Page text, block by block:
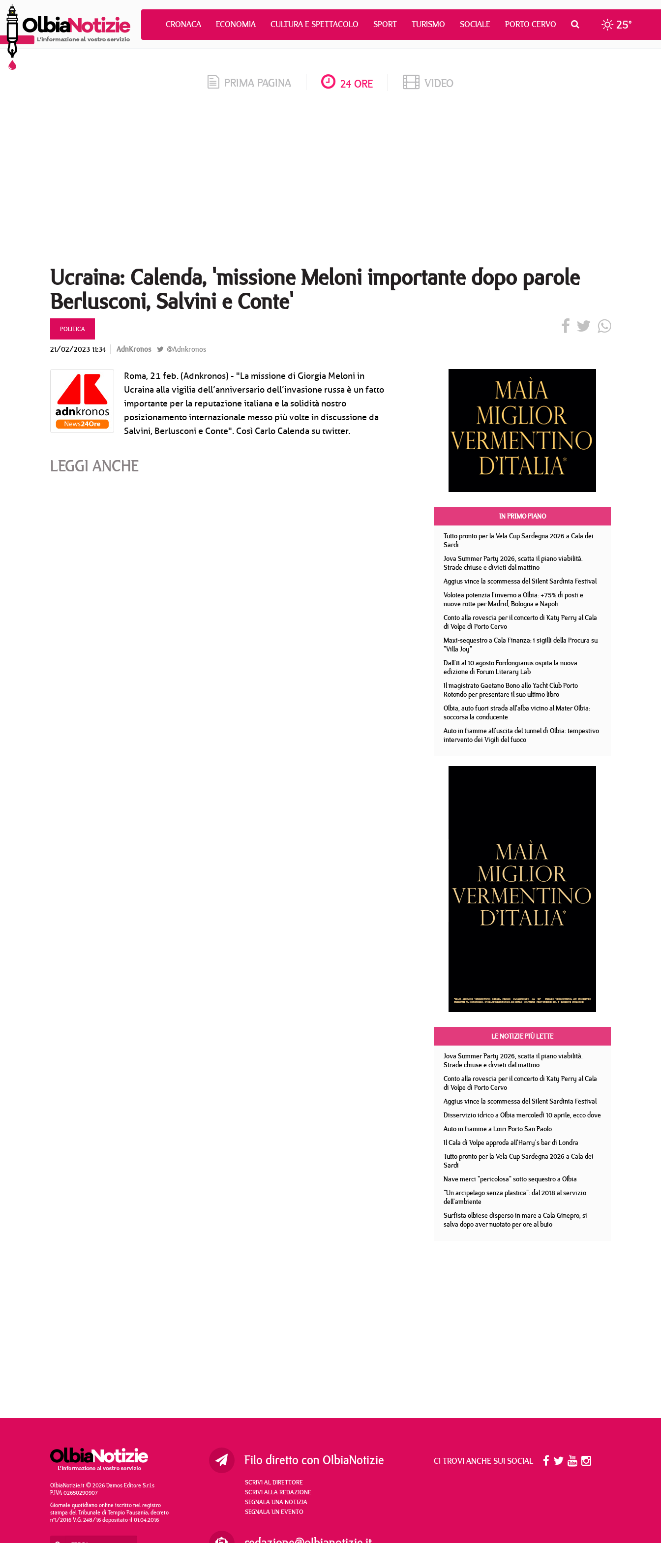
CRONACA ECONOMIA CULTURA E SPETTACOLO SPORT TURISMO SOCIALE PORTO CERVO 25°
PRIMA PAGINA 24 ORE VIDEO
Ucraina: Calenda, 'missione Meloni importante dopo parole
Berlusconi, Salvini e Conte'
POLITICA
21/02/2023 11:34 AdnKronos @Adnkronos
Roma, 21 feb. (Adnkronos) - "La missione di Giorgia Meloni in
Ucraina alla vigilia dell’anniversario dell’invasione russa è un fatto
importante per la reputazione italiana e la solidità nostro
posizionamento internazionale messo più volte in discussione da
Salvini, Berlusconi e Conte". Così Carlo Calenda su twitter.
LEGGI ANCHE
IN PRIMO PIANO
Tutto pronto per la Vela Cup Sardegna 2026 a Cala dei
Sardi
Jova Summer Party 2026, scatta il piano viabilità.
Strade chiuse e divieti dal mattino
Aggius vince la scommessa del Silent Sardinia Festival
Volotea potenzia l'inverno a Olbia: +75% di posti e
nuove rotte per Madrid, Bologna e Napoli
Conto alla rovescia per il concerto di Katy Perry al Cala
di Volpe di Porto Cervo
Maxi-sequestro a Cala Finanza: i sigilli della Procura su
"Villa Joy"
Dall'8 al 10 agosto Fordongianus ospita la nuova
edizione di Forum Literary Lab
Il magistrato Gaetano Bono allo Yacht Club Porto
Rotondo per presentare il suo ultimo libro
Olbia, auto fuori strada all'alba vicino al Mater Olbia:
soccorsa la conducente
Auto in fiamme all'uscita del tunnel di Olbia: tempestivo
intervento dei Vigili del fuoco
LE NOTIZIE PIÙ LETTE
Jova Summer Party 2026, scatta il piano viabilità.
Strade chiuse e divieti dal mattino
Conto alla rovescia per il concerto di Katy Perry al Cala
di Volpe di Porto Cervo
Aggius vince la scommessa del Silent Sardinia Festival
Disservizio idrico a Olbia mercoledì 10 aprile, ecco dove
Auto in fiamme a Loiri Porto San Paolo
Il Cala di Volpe approda all'Harry's bar di Londra
Tutto pronto per la Vela Cup Sardegna 2026 a Cala dei
Sardi
Nave merci "pericolosa" sotto sequestro a Olbia
"Un arcipelago senza plastica": dal 2018 al servizio
dell'ambiente
Surfista olbiese disperso in mare a Cala Ginepro, si
salva dopo aver nuotato per ore al buio
OlbiaNotizie.it © 2026 Damos Editore S.r.l.s
P.IVA 02650290907
Giornale quotidiano online iscritto nel registro
stampa del Tribunale di Tempio Pausania, decreto
n°1/2016 V.G. 248/16 depositato il 01.04.2016
Filo diretto con OlbiaNotizie
SCRIVI AL DIRETTORE
SCRIVI ALLA REDAZIONE
SEGNALA UNA NOTIZIA
SEGNALA UN EVENTO
CI TROVI ANCHE SUI SOCIAL